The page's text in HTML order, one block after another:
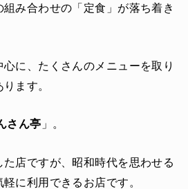
み合わせの「定食」が落ち着き
に、たくさんのメニューを取り
ます。
さん亭 」。
店ですが、昭和時代を思わせる
に利用できるお店です。